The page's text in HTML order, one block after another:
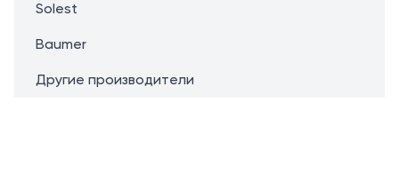
Solest
Baumer
Другие производители